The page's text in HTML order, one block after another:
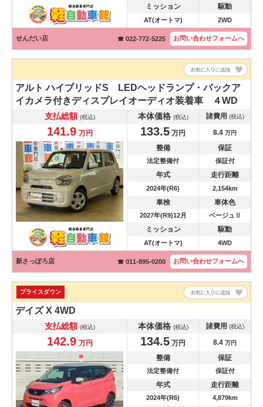
ミッション 駆動
AT(オートマ) 2WD
せんだい店 ☎ 022-772-5225 お問い合わせフォームへ
アルトハイブリッドS LEDヘッドランプ・バックア
イカメラ付きディスプレイオーディオ装着車 ４WD
支払総額 (税込) 本体価格 (税込) 諸費用 (税込)
141.9 万円 133.5 万円 8.4 万円
整備 保証
法定整備付 保証付
年式 走行距離
2024年(R6) 2,154km
車検 車体色
2027年(R9)12月 ベージュⅡ
ミッション 駆動
AT(オートマ) 4WD
新さっぽろ店 ☎ 011-895-0200 お問い合わせフォームへ
プライスダウン
デイズX 4WD
支払総額 (税込) 本体価格 (税込) 諸費用 (税込)
142.9 万円 134.5 万円 8.4 万円
整備 保証
法定整備付 保証付
年式 走行距離
2024年(R6) 4,879km